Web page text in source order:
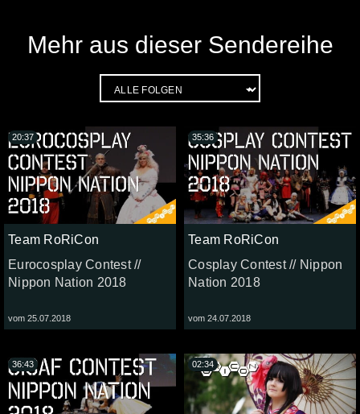
Mehr aus dieser Sendereihe
Team RoRiCon
Eurocosplay Contest //
Nippon Nation 2018
vom 25.07.2018
20:37
Team RoRiCon
Cosplay Contest // Nippon
Nation 2018
vom 24.07.2018
35:36
36:43 02:34